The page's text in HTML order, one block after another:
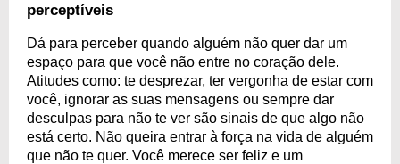
perceptíveis
Dá para perceber quando alguém não quer dar um
espaço para que você não entre no coração dele.
Atitudes como: te desprezar, ter vergonha de estar com
você, ignorar as suas mensagens ou sempre dar
desculpas para não te ver são sinais de que algo não
está certo. Não queira entrar à força na vida de alguém
que não te quer. Você merece ser feliz e um